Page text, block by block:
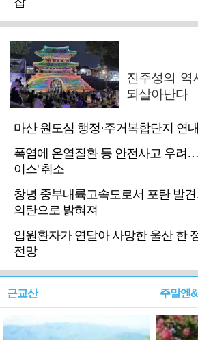
진주성의 역
되살아난다
마산 원도심 행정·주거복합단지 연
폭염에 온열질환 등 안전사고 우려…
이스' 취소
창녕 중부내륙고속도로서 포탄 발
의탄으로 밝혀져
입원환자가 연달아 사망한 울산 한
전망
근교산 주말엔